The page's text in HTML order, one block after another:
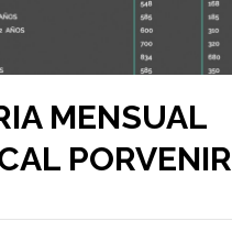
MENSUAL
PORVENIR